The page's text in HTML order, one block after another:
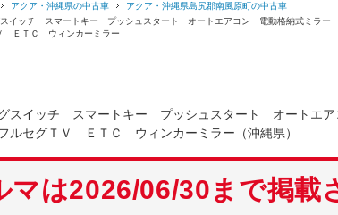
アクア・沖縄県の中古車
アクア・沖縄県島尻郡南風原町の中古車
イッチ スマートキー プッシュスタート オートエアコン 電動格納式ミラー
ＥＴＣ ウィンカーミラー
スイッチ スマートキー プッシュスタート オートエ
セグＴＶ ＥＴＣ ウィンカーミラー（沖縄県）
マは2026/06/30まで掲載